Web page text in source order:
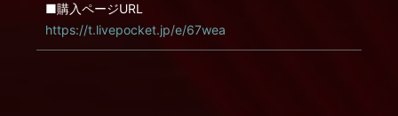
■購入ページURL
https://t.livepocket.jp/e/67wea